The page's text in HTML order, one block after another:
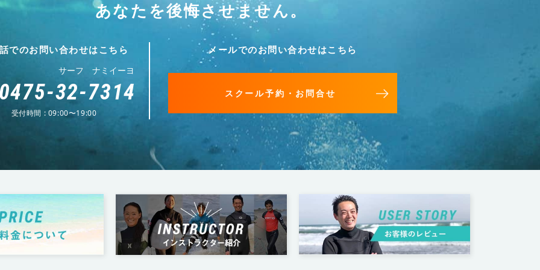
あなたを後悔させません。
でのお問い合わせはこちら
サーフ ナミイーヨ
32-7314
受付時間 : 09:00〜19:00
メールでのお問い合わせはこちら
スクール予約・お問合せ